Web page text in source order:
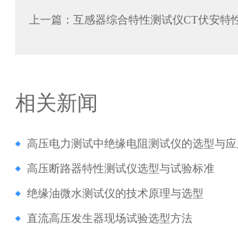
上一篇： 互感器综合特性测试仪CT伏安特
相关新闻
高压电力测试中绝缘电阻测试仪的选型与应
高压断路器特性测试仪选型与试验标准
绝缘油微水测试仪的技术原理与选型
直流高压发生器现场试验选型方法